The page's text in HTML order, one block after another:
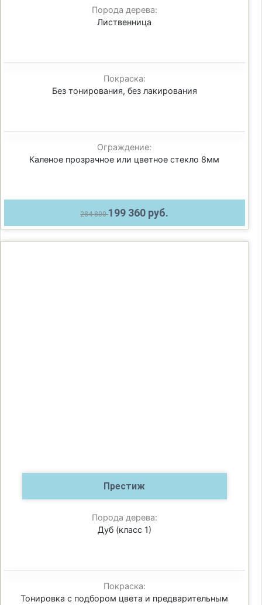
Порода дерева:
Лиственница
Покраска:
Без тонирования, без лакирования
Ограждение:
Каленое прозрачное или цветное стекло 8мм
284 800199 360 руб.
Престиж
Порода дерева:
Дуб (класс 1)
Покраска:
Тонировка с подбором цвета и предварительным